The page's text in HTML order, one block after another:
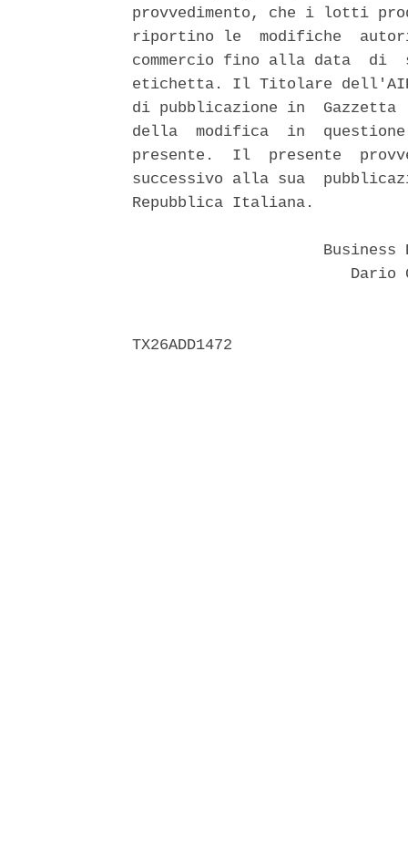
provvedimento, che i lotti
riportino le  modifiche
commercio fino alla data  di
etichetta. Il Titolare
di pubblicazione in
della  modifica  in
presente.  Il  presente
successivo alla sua
Repubblica Italiana.